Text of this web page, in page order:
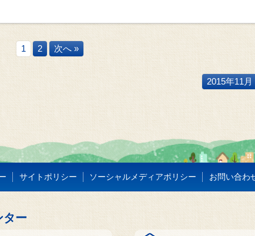
1 2 次へ »
2015年11月
サイトポリシー ソーシャルメディアポリシー お問い合わ
ター